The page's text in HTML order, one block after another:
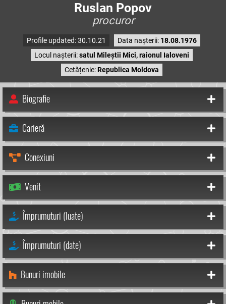
Ruslan Popov
procuror
Profile updated: 30.10.21 Data nașterii: 18.08.1976
Locul nașterii:satul Mileștii Mici, raionul Ialoveni
Cetățenie:Republica Moldova
Biografie
Carieră
Conexiuni
Venit
Împrumuturi (luate)
Împrumuturi (date)
Bunuri imobile